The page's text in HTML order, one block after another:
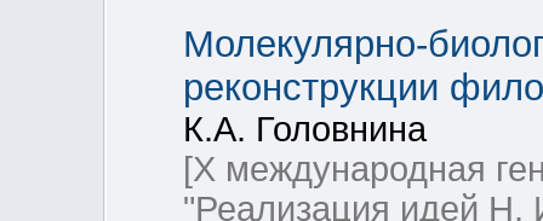
Молекулярно-
реконструкции
К.А. Головнина
[X международная
"Реализация идей Н.